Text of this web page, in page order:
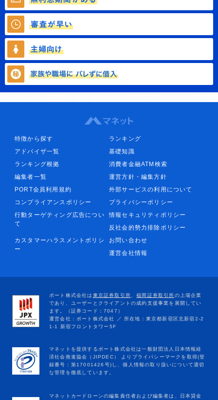
特徴から探す
ランキング
アドバイザ一覧
基礎知識
ランキング根拠
消費者金融ATM検索
編集者一覧
運営方針・編集方針
PORT会員利用規約
外部サービスの利用について
コンプライアンスポリシー
プライバシーポリシー
行動ターゲティング広告につい
て
情報セキュリティポリシー
反社会的勢力排除ポリシー
カスタマーハラスメントポリシ
ー
お問い合わせ
運営会社情報
マネットカードローンの編集責任者および編集者は、日本貸金